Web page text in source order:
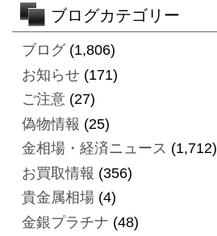
ブログカテゴリー
ブログ(1,806)
お知らせ(171)
ご注意(27)
偽物情報 (25)
金相場・経済ニュース (1,712)
お買取情報 (356)
貴金属相場(4)
金銀プラチナ (48)